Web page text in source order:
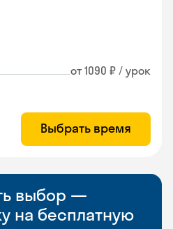
от 1090 ₽ / урок
Выбрать время
выбор —
на бесплатную